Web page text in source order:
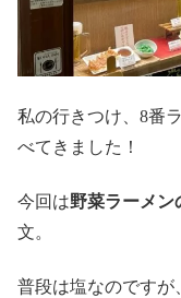
私の行きつけ、8番
べてきました！
今回は野菜ラーメン
文。
普段は塩なのですが